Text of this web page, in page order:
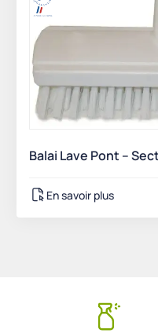
Balai Lave Pont –
En savoir plus